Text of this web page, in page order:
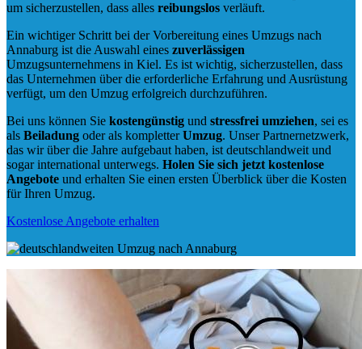
um sicherzustellen, dass alles reibungslos verläuft.
Ein wichtiger Schritt bei der Vorbereitung eines Umzugs nach
Annaburg ist die Auswahl eines zuverlässigen
Umzugsunternehmens in Kiel. Es ist wichtig, sicherzustellen, dass
das Unternehmen über die erforderliche Erfahrung und Ausrüstung
verfügt, um den Umzug erfolgreich durchzuführen.
Bei uns können Sie kostengünstig und stressfrei umziehen, sei es
als Beiladung oder als kompletterUmzug. Unser Partnernetzwerk,
das wir über die Jahre aufgebaut haben, ist deutschlandweit und
sogar international unterwegs. Holen Sie sich jetzt kostenlose
Angebote und erhalten Sie einen ersten Überblick über die Kosten
für Ihren Umzug.
Kostenlose Angebote erhalten